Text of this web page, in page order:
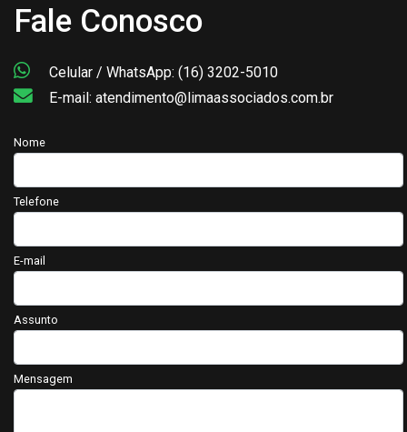
Fale Conosco
Celular / WhatsApp: (16) 3202-5010
E-mail: atendimento@limaassociados.com.br
Nome
Telefone
E-mail
Assunto
Mensagem